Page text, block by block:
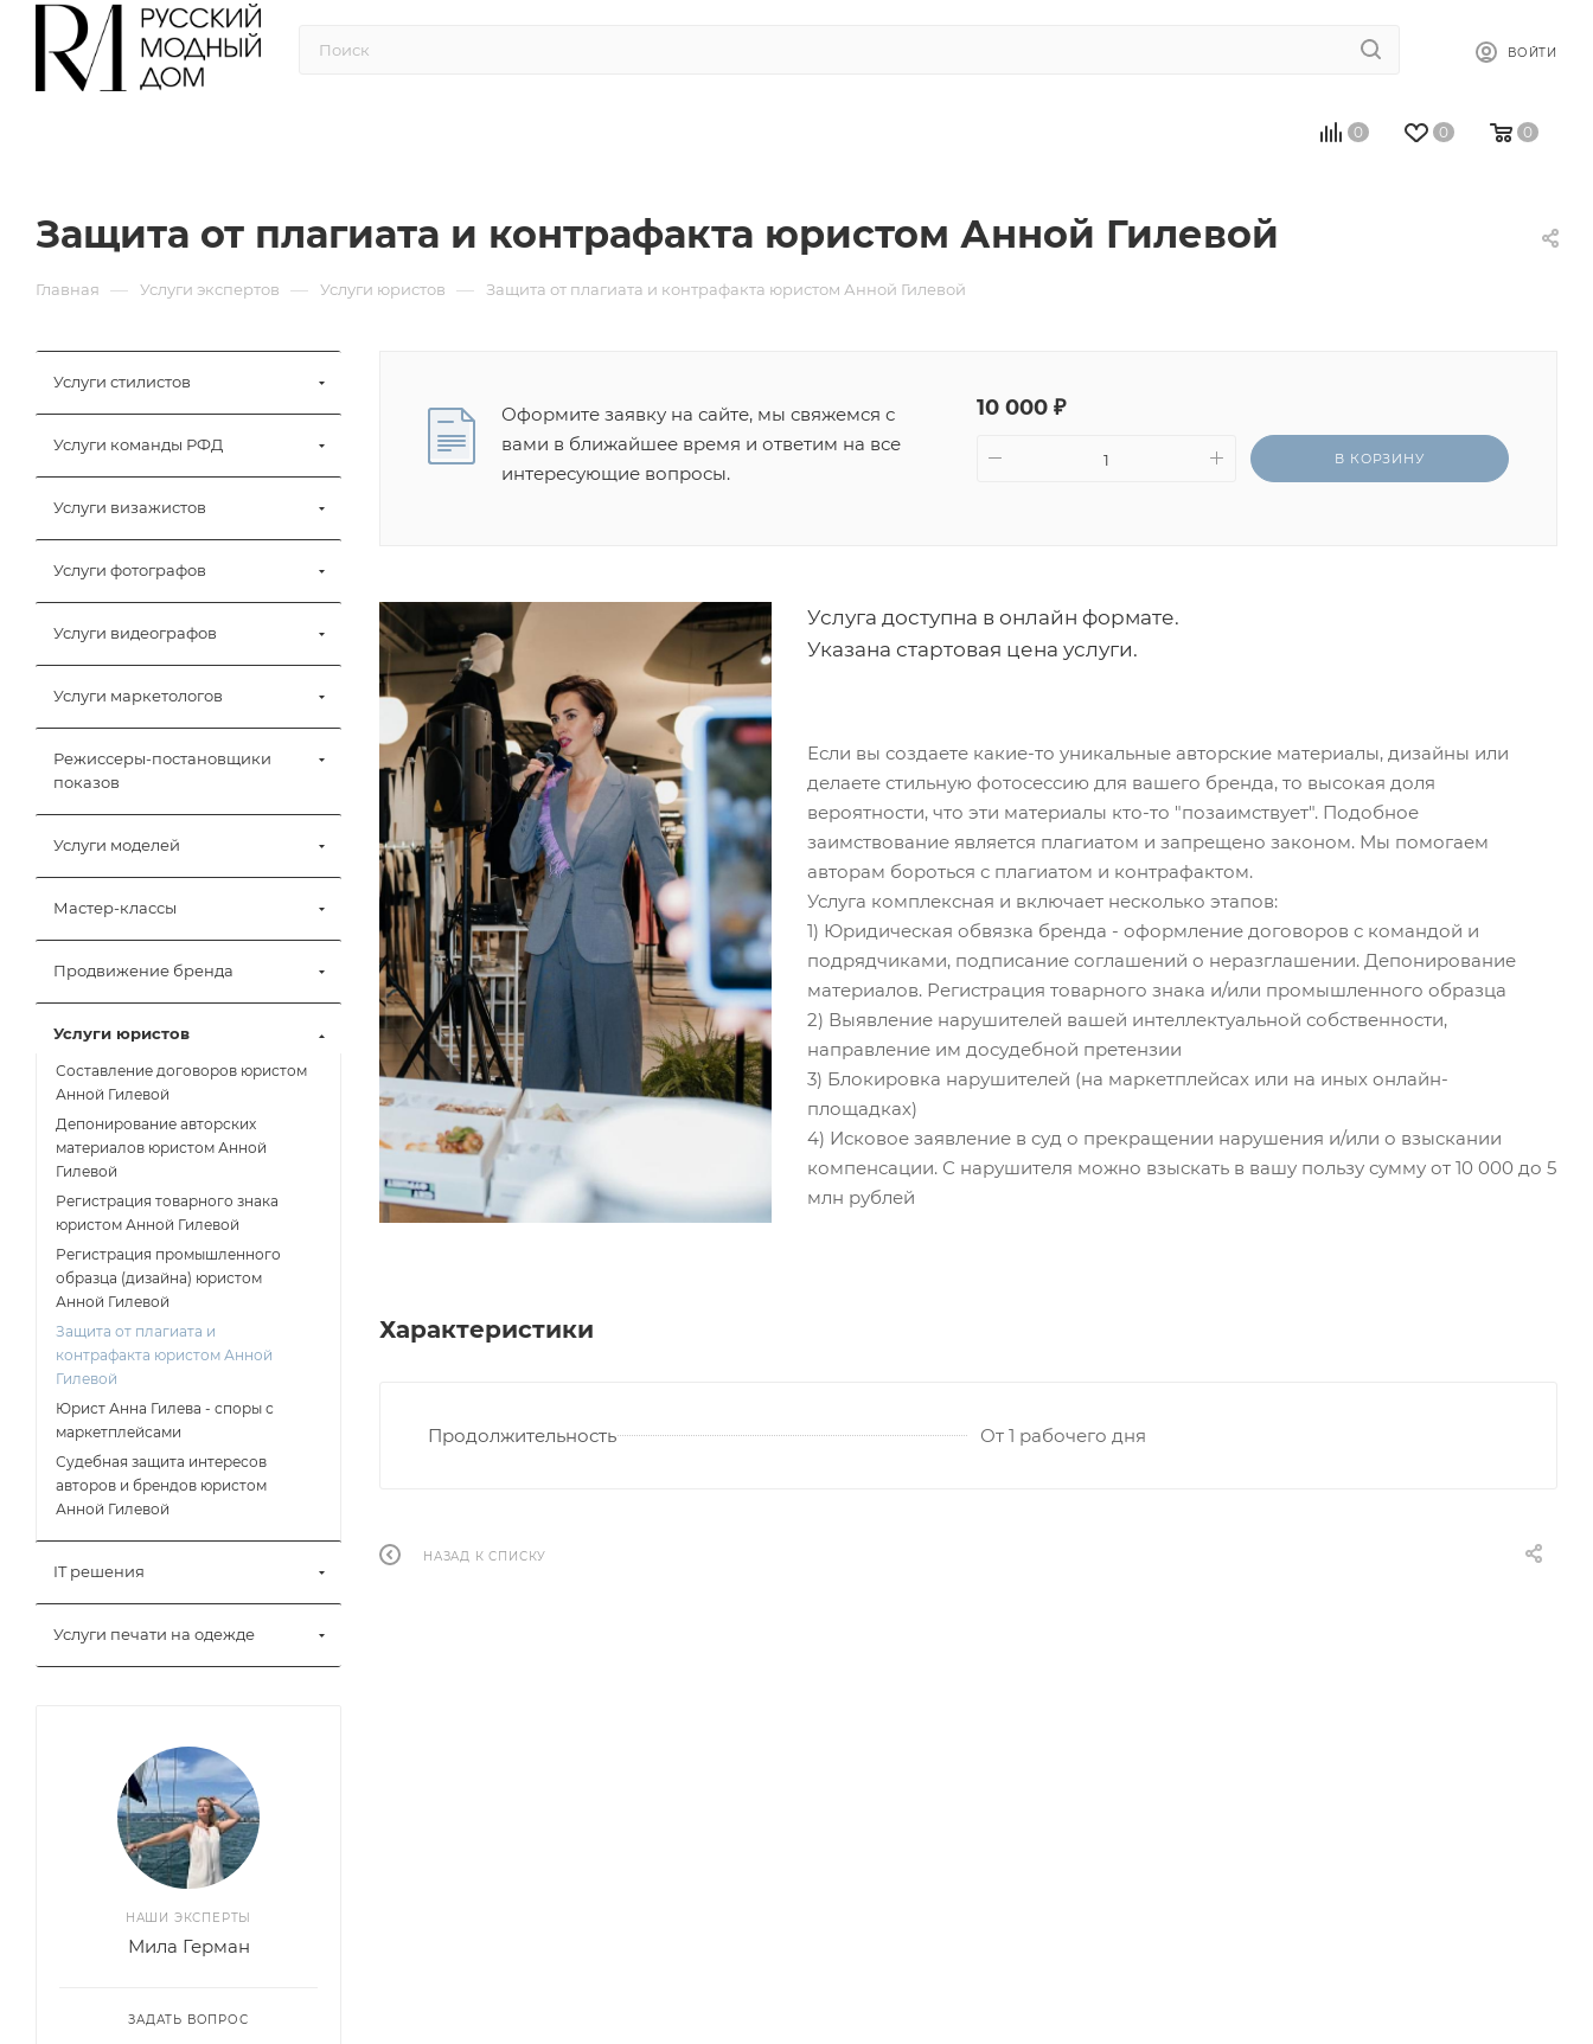
ВОЙТИ
0 0 0
Защита от плагиата и контрафакта юристом Анной Гилевой
Главная — Услуги экспертов — Услуги юристов — Защита от плагиата и контрафакта юристом Анной Гилевой
Оформите заявку на сайте, мы свяжемся с
вами в ближайшее время и ответим на все
интересующие вопросы.
10 000 ₽
В КОРЗИНУ
Услуга доступна в онлайн формате.
Указана стартовая цена услуги.
Если вы создаете какие-то уникальные авторские материалы, дизайны или
делаете стильную фотосессию для вашего бренда, то высокая доля
вероятности, что эти материалы кто-то "позаимствует". Подобное
заимствование является плагиатом и запрещено законом. Мы помогаем
авторам бороться с плагиатом и контрафактом.
Услуга комплексная и включает несколько этапов:
1) Юридическая обвязка бренда - оформление договоров с командой и
подрядчиками, подписание соглашений о неразглашении. Депонирование
материалов. Регистрация товарного знака и/или промышленного образца
2) Выявление нарушителей вашей интеллектуальной собственности,
направление им досудебной претензии
3) Блокировка нарушителей (на маркетплейсах или на иных онлайн-
площадках)
4) Исковое заявление в суд о прекращении нарушения и/или о взыскании
компенсации. С нарушителя можно взыскать в вашу пользу сумму от 10 000 до 5
млн рублей
Характеристики
Продолжительность От 1 рабочего дня
НАЗАД К СПИСКУ
Услуги стилистов
Услуги команды РФД
Услуги визажистов
Услуги фотографов
Услуги видеографов
Услуги маркетологов
Режиссеры-постановщики
показов
Услуги моделей
Мастер-классы
Продвижение бренда
Услуги юристов
Составление договоров юристом
Анной Гилевой
Депонирование авторских
материалов юристом Анной
Гилевой
Регистрация товарного знака
юристом Анной Гилевой
Регистрация промышленного
образца (дизайна) юристом
Анной Гилевой
Защита от плагиата и
контрафакта юристом Анной
Гилевой
Юрист Анна Гилева - споры с
маркетплейсами
Судебная защита интересов
авторов и брендов юристом
Анной Гилевой
IT решения
Услуги печати на одежде
НАШИ ЭКСПЕРТЫ
Мила Герман
ЗАДАТЬ ВОПРОС